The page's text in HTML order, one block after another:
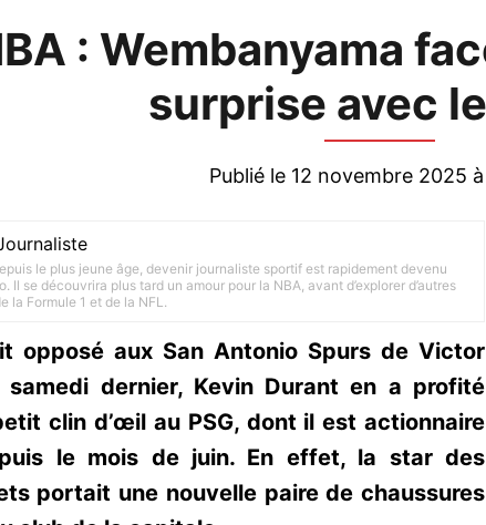
: Wembanyama
surprise avec le
Publié le 12 novembre 2025
le plus jeune âge, devenir journaliste sportif est rapidement devenu
Il se découvrira plus tard un amour pour la NBA, avant d’explorer d’autres
la Formule 1 et de la NFL.
opposé aux San Antonio Spurs de Victor
samedi dernier, Kevin Durant en a profité
clin d’œil au PSG, dont il est actionnaire
le mois de juin. En effet, la star des
portait une nouvelle paire de chaussures